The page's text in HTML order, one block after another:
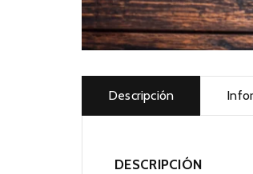
Descripción
DESCRIPCIÓN